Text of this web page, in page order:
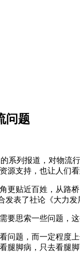
问题
系列报道，对物流
源支持，也让人们
更贴近百姓，从路
表了社论《大力
要思索一些问题，
问题，而一定程度
腿脚病，只去看腿脚